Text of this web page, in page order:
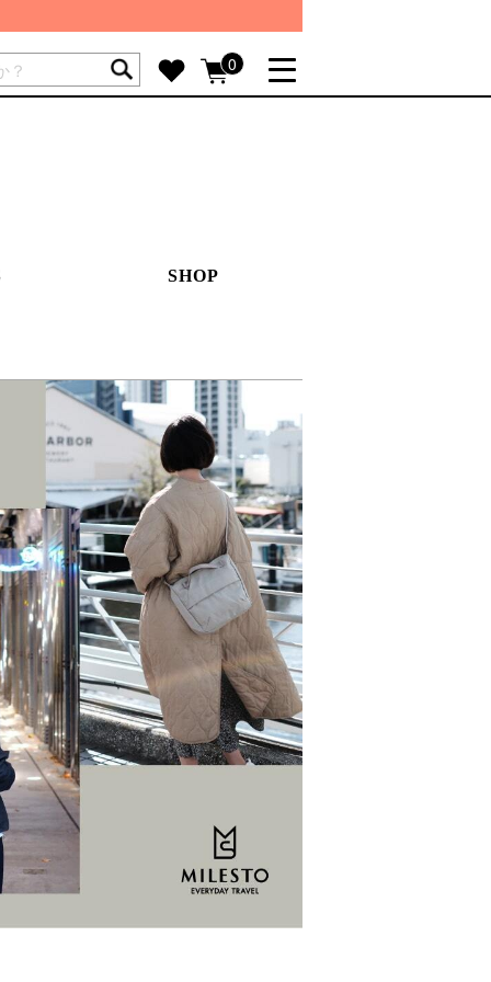
0
トには商品が入っていません。
新築・引越し祝い
more
SUPPORT
ご利用案内
ギフトサービス
よくある質問
お問い合わせ
SHOP